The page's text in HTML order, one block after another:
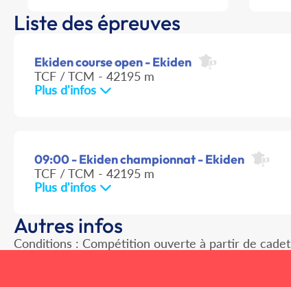
Liste des épreuves
Ekiden course open - Ekiden
TCF / TCM - 42195 m
Plus d'infos
09:00 - Ekiden championnat - Ekiden
TCF / TCM - 42195 m
Plus d'infos
Autres infos
Conditions : Compétition ouverte à partir de